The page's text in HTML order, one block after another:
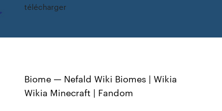
télécharger
Biome — Nefald Wiki Biomes | Wikia
Wikia Minecraft | Fandom